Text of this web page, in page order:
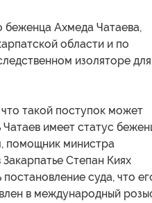
беженца Ахмеда Чатаева,
области и по
изоляторе для
такой поступок может
имеет статус
помощник министра
Степан Киях
суда, что
в международный